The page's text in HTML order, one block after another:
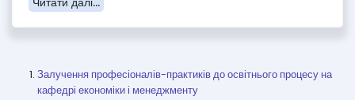
Залучення професіоналів-практиків до освітнього процесу на
кафедрі економіки і менеджменту